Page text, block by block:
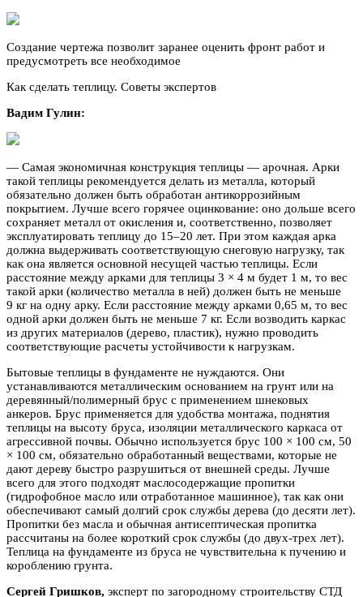
Создание чертежа позволит заранее оценить фронт работ и
предусмотреть все необходимое
Как сделать теплицу. Советы экспертов
Вадим Гулин:
— Самая экономичная конструкция теплицы — арочная. Арки
такой теплицы рекомендуется делать из металла, который
обязательно должен быть обработан антикоррозийным
покрытием. Лучше всего горячее оцинкование: оно дольше всего
сохраняет металл от окисления и, соответственно, позволяет
эксплуатировать теплицу до 15–20 лет. При этом каждая арка
должна выдерживать соответствующую снеговую нагрузку, так
как она является основной несущей частью теплицы. Если
расстояние между арками для теплицы 3 × 4 м будет 1 м, то вес
такой арки (количество металла в ней) должен быть не меньше
9 кг на одну арку. Если расстояние между арками 0,65 м, то вес
одной арки должен быть не меньше 7 кг. Если возводить каркас
из других материалов (дерево, пластик), нужно проводить
соответствующие расчеты устойчивости к нагрузкам.
Бытовые теплицы в фундаменте не нуждаются. Они
устанавливаются металлическим основанием на грунт или на
деревянный/полимерный брус с применением шнековых
анкеров. Брус применяется для удобства монтажа, поднятия
теплицы на высоту бруса, изоляции металлического каркаса от
агрессивной почвы. Обычно используется брус 100 × 100 см, 50
× 100 см, обязательно обработанный веществами, которые не
дают дереву быстро разрушиться от внешней среды. Лучше
всего для этого подходят маслосодержащие пропитки
(гидрофобное масло или отработанное машинное), так как они
обеспечивают самый долгий срок службы дерева (до десяти лет).
Пропитки без масла и обычная антисептическая пропитка
рассчитаны на более короткий срок службы (до двух-трех лет).
Теплица на фундаменте из бруса не чувствительна к пучению и
короблению грунта.
Сергей Гришков, эксперт по загородному строительству СТД